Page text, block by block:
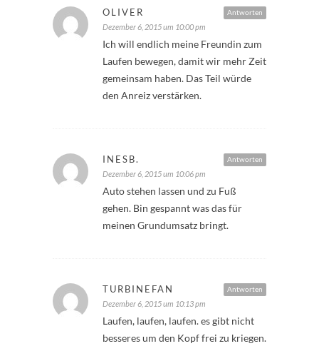
Antworten
OLIVER
Dezember 6, 2015 um 10:00 pm
Ich will endlich meine Freundin zum
Laufen bewegen, damit wir mehr Zeit
gemeinsam haben. Das Teil würde
den Anreiz verstärken.
Antworten
INESB.
Dezember 6, 2015 um 10:06 pm
Auto stehen lassen und zu Fuß
gehen. Bin gespannt was das für
meinen Grundumsatz bringt.
Antworten
TURBINEFAN
Dezember 6, 2015 um 10:13 pm
Laufen, laufen, laufen. es gibt nicht
besseres um den Kopf frei zu kriegen.